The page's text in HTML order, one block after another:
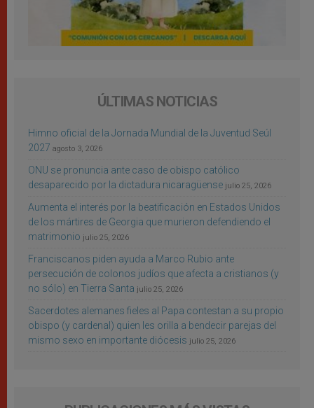
ÚLTIMAS NOTICIAS
Himno oficial de la Jornada Mundial de la Juventud Seúl
2027 agosto 3, 2026
ONU se pronuncia ante caso de obispo católico
desaparecido por la dictadura nicaragüense julio 25, 2026
Aumenta el interés por la beatificación en Estados Unidos
de los mártires de Georgia que murieron defendiendo el
matrimonio julio 25, 2026
Franciscanos piden ayuda a Marco Rubio ante
persecución de colonos judíos que afecta a cristianos (y
no sólo) en Tierra Santa julio 25, 2026
Sacerdotes alemanes fieles al Papa contestan a su propio
obispo (y cardenal) quien les orilla a bendecir parejas del
mismo sexo en importante diócesis julio 25, 2026